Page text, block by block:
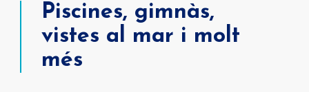
Piscines, gimnàs,
vistes al mar i molt
més